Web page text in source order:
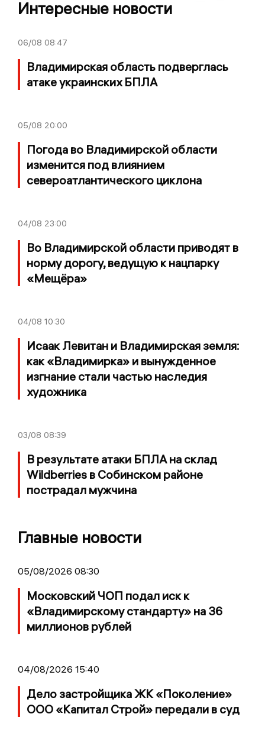
Интересные новости
06/08 08:47
Владимирская область подверглась
атаке украинских БПЛА
05/08 20:00
Погода во Владимирской области
изменится под влиянием
североатлантического циклона
04/08 23:00
Во Владимирской области приводят в
норму дорогу, ведущую к нацпарку
«Мещёра»
04/08 10:30
Исаак Левитан и Владимирская земля:
как «Владимирка» и вынужденное
изгнание стали частью наследия
художника
03/08 08:39
В результате атаки БПЛА на склад
Wildberries в Собинском районе
пострадал мужчина
Главные новости
05/08/2026 08:30
Московский ЧОП подал иск к
«Владимирскому стандарту» на 36
миллионов рублей
04/08/2026 15:40
Дело застройщика ЖК «Поколение»
ООО «Капитал Строй» передали в суд